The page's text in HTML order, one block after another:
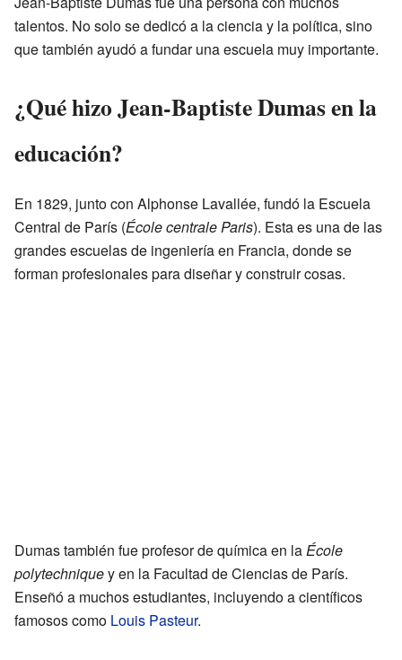
talentos. No solo se dedicó a la ciencia y la política, sino
que también ayudó a fundar una escuela muy importante.
¿Qué hizo Jean-Baptiste Dumas en la
educación?
En 1829, junto con Alphonse Lavallée, fundó la Escuela
Central de París (École centrale Paris). Esta es una de las
grandes escuelas de ingeniería en Francia, donde se
forman profesionales para diseñar y construir cosas.
Dumas también fue profesor de química en laÉcole
polytechniquey en la Facultad de Ciencias de París.
Enseñó a muchos estudiantes, incluyendo a científicos
famosos como Louis Pasteur.